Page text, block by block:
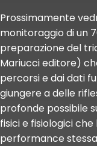
Prossimamente
monitoraggio di un
preparazione del
Mariucci editore)
percorsi e dai dati
giungere a delle
profonde possibile
fisici e fisiologici
performance